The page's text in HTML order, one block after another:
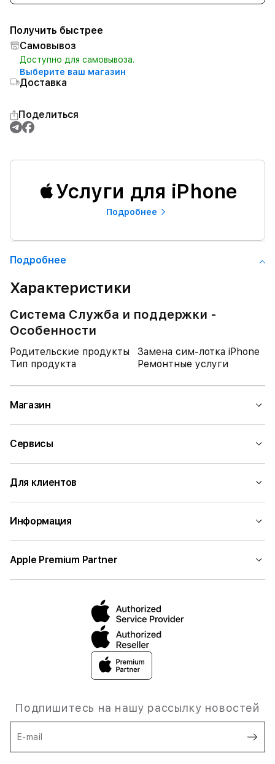
Получить быстрее
Самовывоз
Доступно для самовывоза.
Выберите ваш магазин
Доставка
Поделиться
Услуги для iPhone
Подробнее
Подробнее
Характеристики
Система Служба и поддержки -
Особенности
Родительские продукты
Замена сим-лотка iPhone
Тип продукта
Ремонтные услуги
Магазин
Сервисы
Для клиентов
Информация
Apple Premium Partner
Подпишитесь на нашу рассылку новостей
E-mail